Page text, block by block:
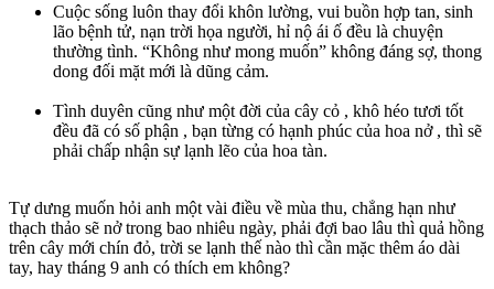
Cuộc sống luôn thay đổi khôn lường, vui buồn hợp tan, sinh
lão bệnh tử, nạn trời họa người, hỉ nộ ái ố đều là chuyện
thường tình. “Không như mong muốn” không đáng sợ, thong
dong đối mặt mới là dũng cảm.
Tình duyên cũng như một đời của cây cỏ , khô héo tươi tốt
đều đã có số phận , bạn từng có hạnh phúc của hoa nở , thì sẽ
phải chấp nhận sự lạnh lẽo của hoa tàn.
Tự dưng muốn hỏi anh một vài điều về mùa thu, chẳng hạn như
thạch thảo sẽ nở trong bao nhiêu ngày, phải đợi bao lâu thì quả hồng
trên cây mới chín đỏ, trời se lạnh thế nào thì cần mặc thêm áo dài
tay, hay tháng 9 anh có thích em không?